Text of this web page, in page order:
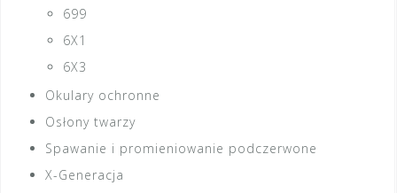
699
6X1
6X3
Okulary ochronne
Osłony twarzy
Spawanie i promieniowanie podczerwone
X-Generacja